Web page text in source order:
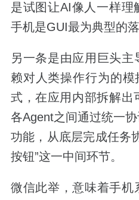
是试图让AI像人一样理
手机是GUI最为典型的落
另一条是由应用巨头
赖对人类操作行为的
式，在应用内部拆解出
各Agent之间通过统一
功能，从底层完成任务
按钮”这一中间环节。
微信此举，意味着手机